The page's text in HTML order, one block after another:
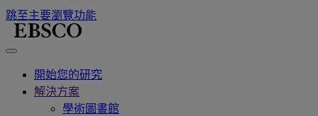
跳至主要瀏覽功能
開始您的研究
解決方案
學術圖書館